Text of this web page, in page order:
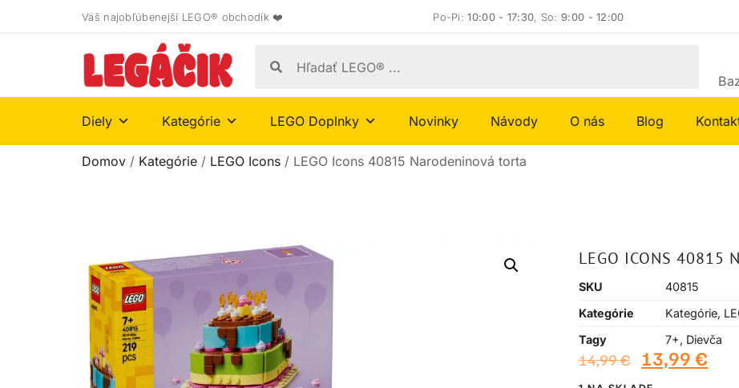
Váš najobľúbenejší LEGO® obchodík ❤️ Po-Pi:10:00 - 17:30, So:9:00 - 12:00
Diely Kategórie LEGO Doplnky Novinky Návody O nás Blog
Domov / Kategórie / LEGO Icons / LEGO Icons 40815 Narodeninová torta
LEGO ICONS 40815
SKU
40815
Kategórie
Kategórie,
Tagy
7+, Dievča
14,99€ 13,99 €